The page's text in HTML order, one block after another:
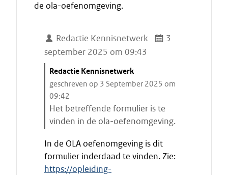
de ola-oefenomgeving.
Redactie Kennisnetwerk
3
september 2025 om 09:43
C
i
t
a
a
s
t
a
Redactie Kennisnetwerk
geschreven op 3 September 2025 om
09:42
Het betreffende formulier is te
vinden in de ola-oefenomgeving.
i
n
d
In de OLA oefenomgeving is dit
formulier inderdaad te vinden. Zie:
https://opleiding-